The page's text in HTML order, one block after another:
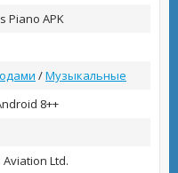
Piano APK
/Музыкальные
8++
Ltd.